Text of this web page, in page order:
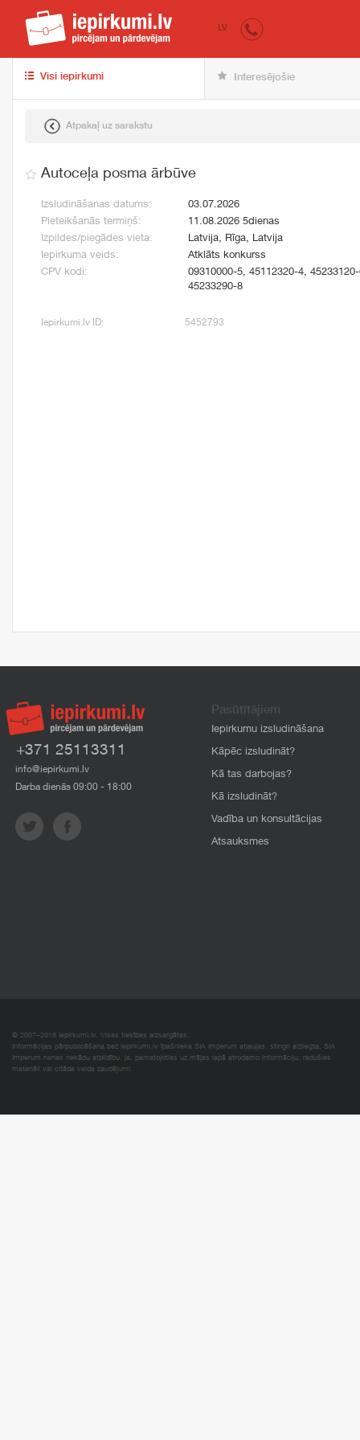
iepirkumi.lv
LV
Visi iepirkumi Interesējošie
Atpakaļ uz sarakstu
Autoceļa posma ārbūve
Izsludināšanas datums:
03.07.2026
Pieteikšanās termiņš:
11.08.2026 5dienas
Izpildes/piegādes vieta:
Latvija, Rīga, Latvija
Iepirkuma veids:
Atklāts konkurss
CPV kodi:
09310000-5, 45112320-4,
45233290-8
Iepirkumi.lv ID: 5452793
+371 25113311
info@iepirkumi.lv
Darba dienās 09:00 - 18:00
Pasūtītājiem
Iepirkumu izsludināšana
Kāpēc izsludināt?
Kā tas darbojas?
Kā izsludināt?
Vadība un konsultācijas
Atsauksmes
© 2007–2018 Iepirkumi.lv. Visas tiesības aizsargātas.
Informācijas pārpublicēšana bez iepirkumi.lv īpašnieka SIA Imperum atļaujas, stingri aizliegta. SIA
Imperum nenes nekādu atbildību, ja, pamatojoties uz mājas lapā atrodamo informāciju, radušies
materiāli vai citāda veida zaudējumi.